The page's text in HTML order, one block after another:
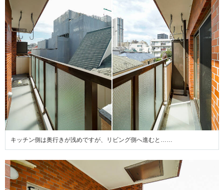
キッチン側は奥行きが浅めですが、リビング側へ進むと……